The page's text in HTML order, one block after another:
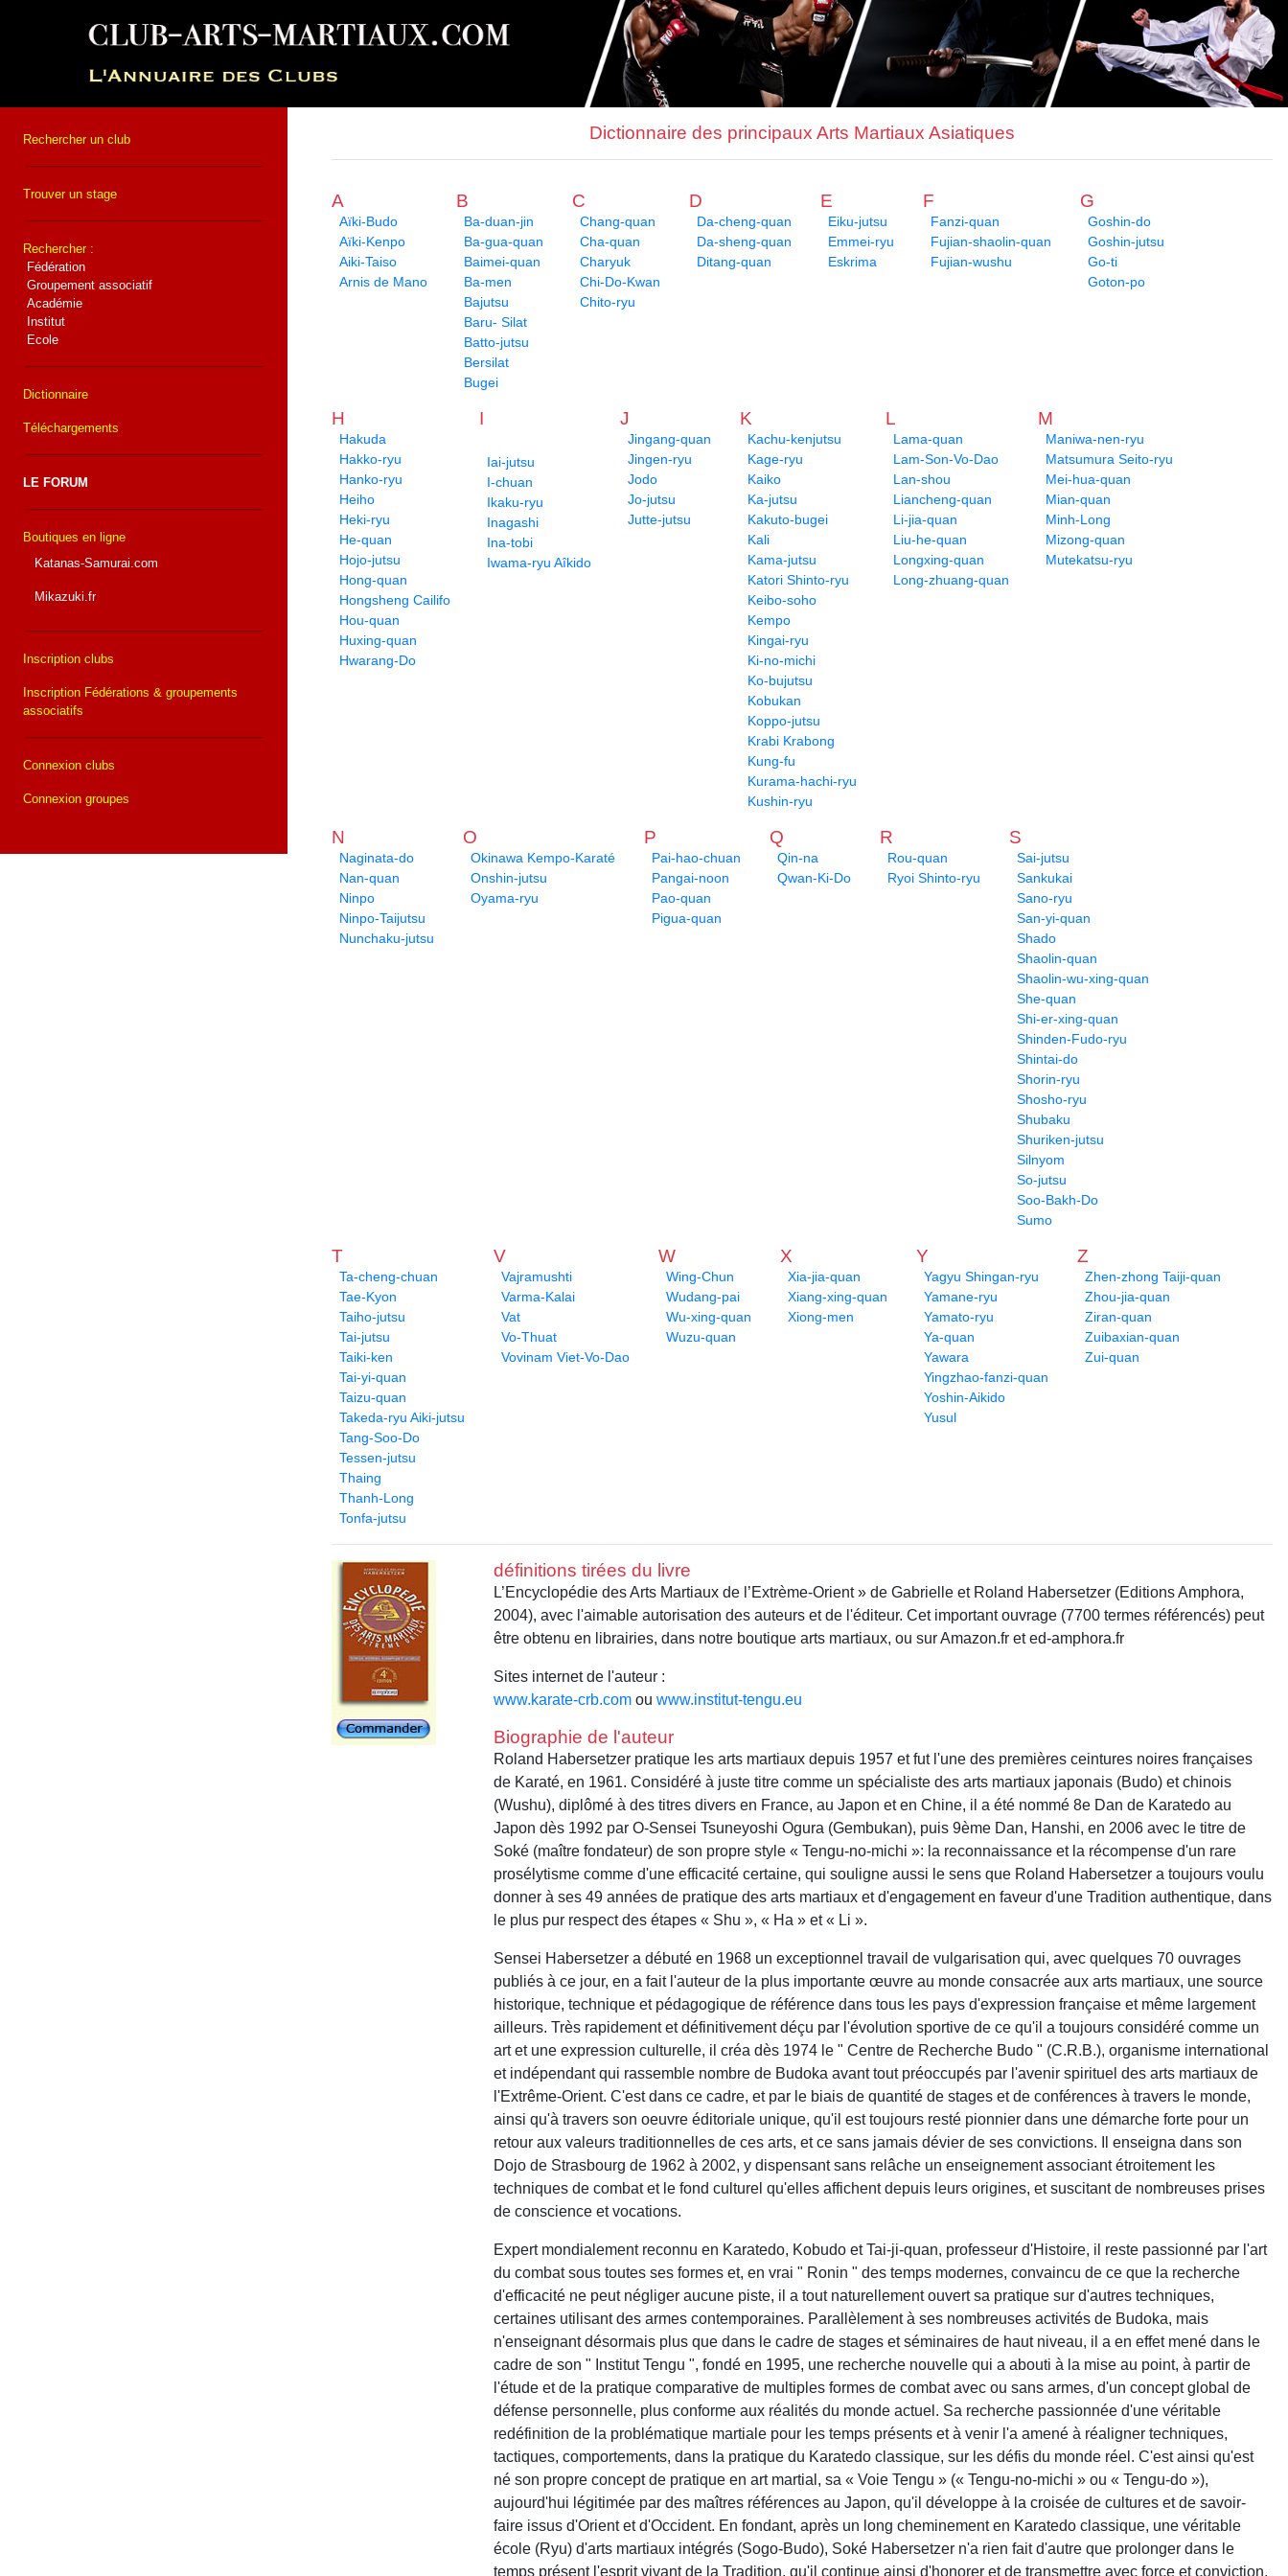
Rechercher un club
Trouver un stage
Rechercher :
Fédération
Groupement associatif
Académie
Institut
Ecole
Dictionnaire
Téléchargements
LE FORUM
Boutiques en ligne
Katanas-Samurai.com
Mikazuki.fr
Inscription clubs
Inscription Fédérations & groupements
associatifs
Connexion clubs
Connexion groupes
Dictionnaire des principaux Arts Martiaux Asiatiques
A
Aïki-Budo
Aïki-Kenpo
Aiki-Taiso
Arnis de Mano
B
Ba-duan-jin
Ba-gua-quan
Baimei-quan
Ba-men
Bajutsu
Baru- Silat
Batto-jutsu
Bersilat
Bugei
C
Chang-quan
Cha-quan
Charyuk
Chi-Do-Kwan
Chito-ryu
D
Da-cheng-quan
Da-sheng-quan
Ditang-quan
E
Eiku-jutsu
Emmei-ryu
Eskrima
F
Fanzi-quan
Fujian-shaolin-quan
Fujian-wushu
G
Goshin-do
Goshin-jutsu
Go-ti
Goton-po
H
Hakuda
Hakko-ryu
Hanko-ryu
Heiho
Heki-ryu
He-quan
Hojo-jutsu
Hong-quan
Hongsheng Cailifo
Hou-quan
Huxing-quan
Hwarang-Do
I
Iai-jutsu
I-chuan
Ikaku-ryu
Inagashi
Ina-tobi
Iwama-ryu Aîkido
J
Jingang-quan
Jingen-ryu
Jodo
Jo-jutsu
Jutte-jutsu
K
Kachu-kenjutsu
Kage-ryu
Kaiko
Ka-jutsu
Kakuto-bugei
Kali
Kama-jutsu
Katori Shinto-ryu
Keibo-soho
Kempo
Kingai-ryu
Ki-no-michi
Ko-bujutsu
Kobukan
Koppo-jutsu
Krabi Krabong
Kung-fu
Kurama-hachi-ryu
Kushin-ryu
L
Lama-quan
Lam-Son-Vo-Dao
Lan-shou
Liancheng-quan
Li-jia-quan
Liu-he-quan
Longxing-quan
Long-zhuang-quan
M
Maniwa-nen-ryu
Matsumura Seito-ryu
Mei-hua-quan
Mian-quan
Minh-Long
Mizong-quan
Mutekatsu-ryu
N
Naginata-do
Nan-quan
Ninpo
Ninpo-Taijutsu
Nunchaku-jutsu
O
Okinawa Kempo-Karaté
Onshin-jutsu
Oyama-ryu
P
Pai-hao-chuan
Pangai-noon
Pao-quan
Pigua-quan
Q
Qin-na
Qwan-Ki-Do
R
Rou-quan
Ryoi Shinto-ryu
S
Sai-jutsu
Sankukai
Sano-ryu
San-yi-quan
Shado
Shaolin-quan
Shaolin-wu-xing-quan
She-quan
Shi-er-xing-quan
Shinden-Fudo-ryu
Shintai-do
Shorin-ryu
Shosho-ryu
Shubaku
Shuriken-jutsu
Silnyom
So-jutsu
Soo-Bakh-Do
Sumo
T
Ta-cheng-chuan
Tae-Kyon
Taiho-jutsu
Tai-jutsu
Taiki-ken
Tai-yi-quan
Taizu-quan
Takeda-ryu Aiki-jutsu
Tang-Soo-Do
Tessen-jutsu
Thaing
Thanh-Long
Tonfa-jutsu
V
Vajramushti
Varma-Kalai
Vat
Vo-Thuat
Vovinam Viet-Vo-Dao
W
Wing-Chun
Wudang-pai
Wu-xing-quan
Wuzu-quan
X
Xia-jia-quan
Xiang-xing-quan
Xiong-men
Y
Yagyu Shingan-ryu
Yamane-ryu
Yamato-ryu
Ya-quan
Yawara
Yingzhao-fanzi-quan
Yoshin-Aikido
Yusul
Z
Zhen-zhong Taiji-quan
Zhou-jia-quan
Ziran-quan
Zuibaxian-quan
Zui-quan
définitions tirées du livre
L’Encyclopédie des Arts Martiaux de l’Extrème-Orient » de Gabrielle et Roland Habersetzer (Editions Amphora,
2004), avec l'aimable autorisation des auteurs et de l'éditeur. Cet important ouvrage (7700 termes référencés) peut
être obtenu en librairies, dans notre boutique arts martiaux, ou sur Amazon.fr et ed-amphora.fr
Sites internet de l'auteur :
www.karate-crb.comou www.institut-tengu.eu
Biographie de l'auteur
Roland Habersetzer pratique les arts martiaux depuis 1957 et fut l'une des premières ceintures noires françaises
de Karaté, en 1961. Considéré à juste titre comme un spécialiste des arts martiaux japonais (Budo) et chinois
(Wushu), diplômé à des titres divers en France, au Japon et en Chine, il a été nommé 8e Dan de Karatedo au
Japon dès 1992 par O-Sensei Tsuneyoshi Ogura (Gembukan), puis 9ème Dan, Hanshi, en 2006 avec le titre de
Soké (maître fondateur) de son propre style « Tengu-no-michi »: la reconnaissance et la récompense d'un rare
prosélytisme comme d'une efficacité certaine, qui souligne aussi le sens que Roland Habersetzer a toujours voulu
donner à ses 49 années de pratique des arts martiaux et d'engagement en faveur d'une Tradition authentique, dans
le plus pur respect des étapes « Shu », « Ha » et « Li ».
Sensei Habersetzer a débuté en 1968 un exceptionnel travail de vulgarisation qui, avec quelques 70 ouvrages
publiés à ce jour, en a fait l'auteur de la plus importante œuvre au monde consacrée aux arts martiaux, une source
historique, technique et pédagogique de référence dans tous les pays d'expression française et même largement
ailleurs. Très rapidement et définitivement déçu par l'évolution sportive de ce qu'il a toujours considéré comme un
art et une expression culturelle, il créa dès 1974 le " Centre de Recherche Budo " (C.R.B.), organisme international
et indépendant qui rassemble nombre de Budoka avant tout préoccupés par l'avenir spirituel des arts martiaux de
l'Extrême-Orient. C'est dans ce cadre, et par le biais de quantité de stages et de conférences à travers le monde,
ainsi qu'à travers son oeuvre éditoriale unique, qu'il est toujours resté pionnier dans une démarche forte pour un
retour aux valeurs traditionnelles de ces arts, et ce sans jamais dévier de ses convictions. Il enseigna dans son
Dojo de Strasbourg de 1962 à 2002, y dispensant sans relâche un enseignement associant étroitement les
techniques de combat et le fond culturel qu'elles affichent depuis leurs origines, et suscitant de nombreuses prises
de conscience et vocations.
Expert mondialement reconnu en Karatedo, Kobudo et Tai-ji-quan, professeur d'Histoire, il reste passionné par l'art
du combat sous toutes ses formes et, en vrai " Ronin " des temps modernes, convaincu de ce que la recherche
d'efficacité ne peut négliger aucune piste, il a tout naturellement ouvert sa pratique sur d'autres techniques,
certaines utilisant des armes contemporaines. Parallèlement à ses nombreuses activités de Budoka, mais
n'enseignant désormais plus que dans le cadre de stages et séminaires de haut niveau, il a en effet mené dans le
cadre de son " Institut Tengu ", fondé en 1995, une recherche nouvelle qui a abouti à la mise au point, à partir de
l'étude et de la pratique comparative de multiples formes de combat avec ou sans armes, d'un concept global de
défense personnelle, plus conforme aux réalités du monde actuel. Sa recherche passionnée d'une véritable
redéfinition de la problématique martiale pour les temps présents et à venir l'a amené à réaligner techniques,
tactiques, comportements, dans la pratique du Karatedo classique, sur les défis du monde réel. C'est ainsi qu'est
né son propre concept de pratique en art martial, sa « Voie Tengu » (« Tengu-no-michi » ou « Tengu-do »),
aujourd'hui légitimée par des maîtres références au Japon, qu'il développe à la croisée de cultures et de savoir-
faire issus d'Orient et d'Occident. En fondant, après un long cheminement en Karatedo classique, une véritable
école (Ryu) d'arts martiaux intégrés (Sogo-Budo), Soké Habersetzer n'a rien fait d'autre que prolonger dans le
temps présent l'esprit vivant de la Tradition, qu'il continue ainsi d'honorer et de transmettre avec force et conviction,